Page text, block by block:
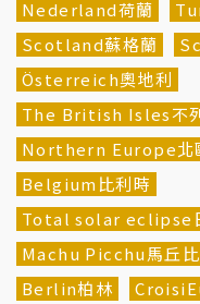
Nederland荷蘭
Scotland蘇格蘭
Österreich奧地利
The British Isles不
Northern Europe北
Belgium比利時
Total solar eclipse
Machu Picchu馬丘
Berlin柏林